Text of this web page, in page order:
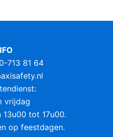
713 81 64
vrijdag
tot 17u00.
op feestdagen.